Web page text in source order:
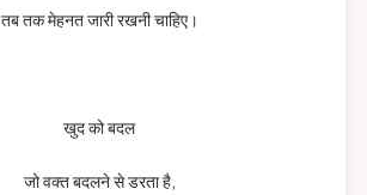
तब तक मेहनत जारी रखनी चाहिए।
खुद को बदल
जो वक्त बदलने से डरता है,